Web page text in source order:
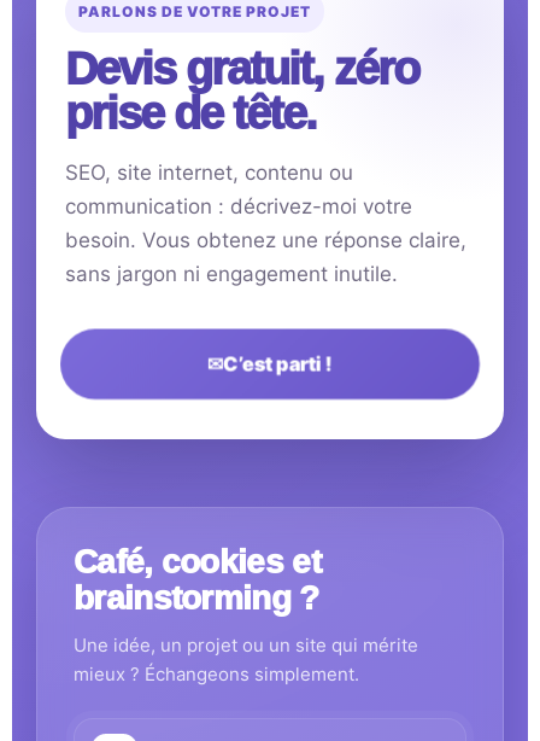
PARLONS DE VOTRE PROJET
Devis gratuit, zéro
prise de tête.
SEO, site internet, contenu ou
communication : décrivez-moi votre
besoin. Vous obtenez une réponse claire,
sans jargon ni engagement inutile.
✉C’est parti !
Café, cookies et
brainstorming ?
Une idée, un projet ou un site qui mérite
mieux ? Échangeons simplement.